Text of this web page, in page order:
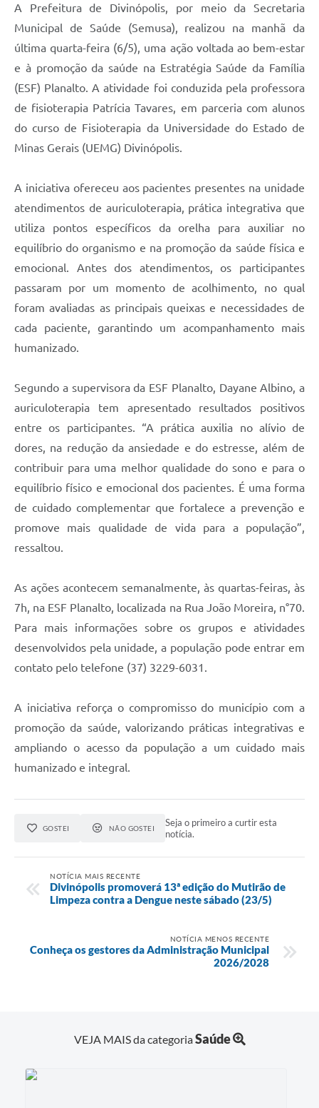
A Prefeitura de Divinópolis, por meio da Secretaria
Municipal de Saúde (Semusa), realizou na manhã da
última quarta-feira (6/5), uma ação voltada ao bem-estar
e à promoção da saúde na Estratégia Saúde da Família
(ESF) Planalto. A atividade foi conduzida pela professora
de fisioterapia Patrícia Tavares, em parceria com alunos
do curso de Fisioterapia da Universidade do Estado de
Minas Gerais (UEMG) Divinópolis.
A iniciativa ofereceu aos pacientes presentes na unidade
atendimentos de auriculoterapia, prática integrativa que
utiliza pontos específicos da orelha para auxiliar no
equilíbrio do organismo e na promoção da saúde física e
emocional. Antes dos atendimentos, os participantes
passaram por um momento de acolhimento, no qual
foram avaliadas as principais queixas e necessidades de
cada paciente, garantindo um acompanhamento mais
humanizado.
Segundo a supervisora da ESF Planalto, Dayane Albino, a
auriculoterapia tem apresentado resultados positivos
entre os participantes. “A prática auxilia no alívio de
dores, na redução da ansiedade e do estresse, além de
contribuir para uma melhor qualidade do sono e para o
equilíbrio físico e emocional dos pacientes. É uma forma
de cuidado complementar que fortalece a prevenção e
promove mais qualidade de vida para a população”,
ressaltou.
As ações acontecem semanalmente, às quartas-feiras, às
7h, na ESF Planalto, localizada na Rua João Moreira, n°70.
Para mais informações sobre os grupos e atividades
desenvolvidos pela unidade, a população pode entrar em
contato pelo telefone (37) 3229-6031.
A iniciativa reforça o compromisso do município com a
promoção da saúde, valorizando práticas integrativas e
ampliando o acesso da população a um cuidado mais
humanizado e integral.
GOSTEI NÃO GOSTEI
Seja o primeiro a curtir esta
notícia.
NOTÍCIA MAIS RECENTE
Divinópolis promoverá 13ª edição do Mutirão de
Limpeza contra a Dengue neste sábado (23/5)
NOTÍCIA MENOS RECENTE
Conheça os gestores da Administração Municipal
2026/2028
VEJA MAIS da categoriaSaúde